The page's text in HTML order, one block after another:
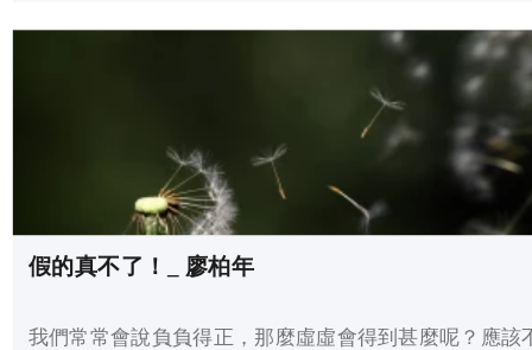
假的真不了！_ 廖柏年
我們常常會說負負得正，那麼虛虛會得到甚麼呢？應該